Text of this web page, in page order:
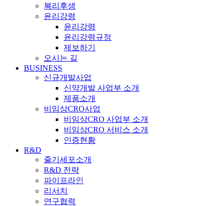
복리후생
윤리강령
윤리강령
윤리강령규정
제보하기
오시는 길
BUSINESS
신규개발사업
신약개발 사업부 소개
제품소개
비임상CRO사업
비임상CRO 사업부 소개
비임상CRO 서비스 소개
인증현황
R&D
줄기세포소개
R&D 전략
파이프라인
리서치
연구협력